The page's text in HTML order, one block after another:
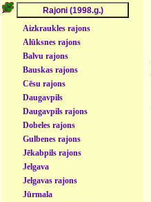
Aizkraukles rajons
Alūksnes rajons
Balvu rajons
Bauskas rajons
Cēsu rajons
Daugavpils
Daugavpils rajons
Dobeles rajons
Gulbenes rajons
Jēkabpils rajons
Jelgava
Jelgavas rajons
Jūrmala